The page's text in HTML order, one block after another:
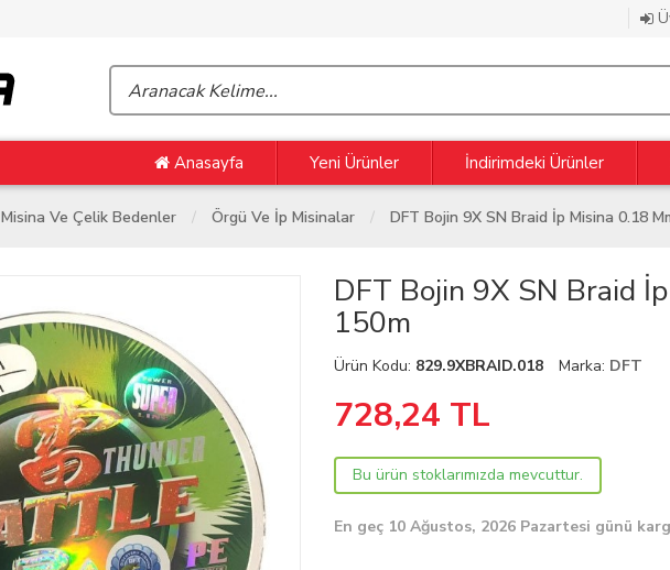
Anasayfa Yeni Ürünler İndirimdeki Ürünler
Misina Ve Çelik Bedenler Örgü Ve İp Misinalar DFT Bojin 9X SN Braid İp Misina 0.18
DFT Bojin 9X SN Braid
150m
Ürün Kodu: 829.9XBRAID.018 Marka: DFT
728,24 TL
Bu ürün stoklarımızda mevcuttur.
En geç 10 Ağustos, 2026 Pazartesi günü